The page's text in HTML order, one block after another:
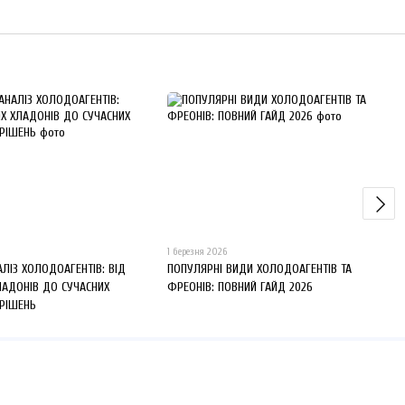
ХОЛОДОАГЕНТІВ: ВІД
ДО СУЧАСНИХ
1 березня 2026
ПОПУЛЯРНІ ВИДИ ХОЛОДОАГЕНТІВ ТА
ФРЕОНІВ: ПОВНИЙ ГАЙД 2026